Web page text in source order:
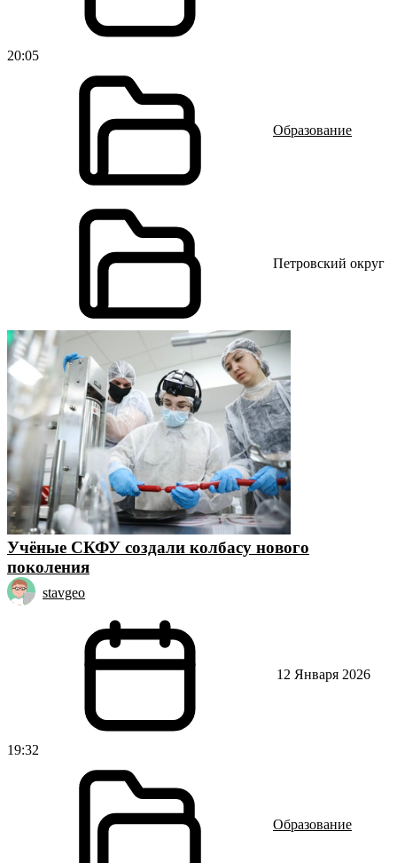
20:05
Образование
Петровский округ
Учёные СКФУ создали колбасу нового
поколения
stavgeo
12 Января 2026
19:32
Образование